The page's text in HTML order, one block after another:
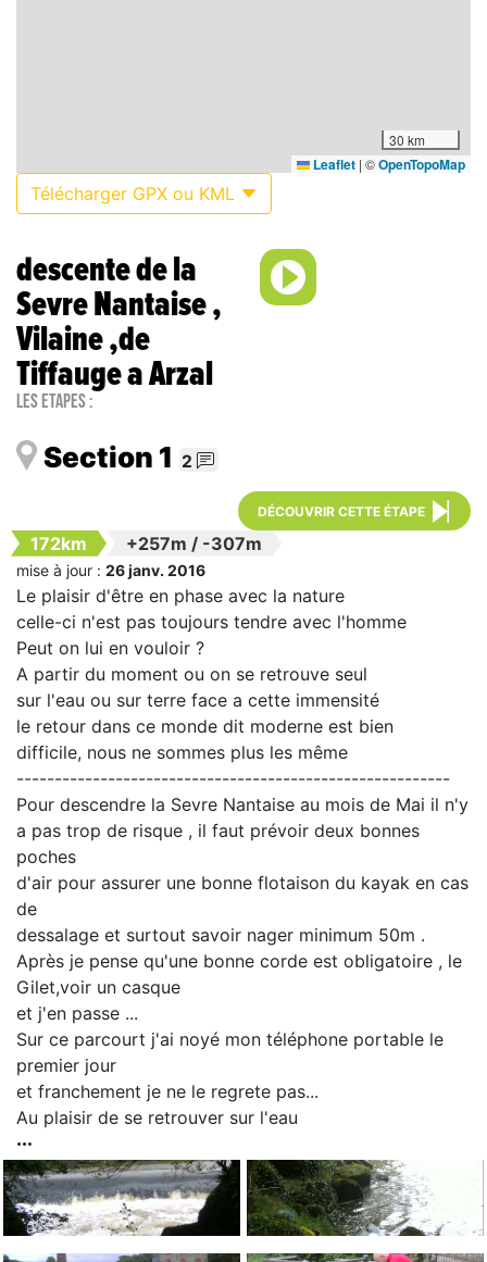
30 km
Leaflet | ©OpenTopoMap
Télécharger GPX ou KML
descente de la
Sevre Nantaise ,
Vilaine ,de
Tiffauge a Arzal
Les étapes :
Section 1 2
DÉCOUVRIR CETTE ÉTAPE
172km +257m / -307m
mise à jour : 26 janv. 2016
Le plaisir d'être en phase avec la nature
celle-ci n'est pas toujours tendre avec l'homme
Peut on lui en vouloir ?
A partir du moment ou on se retrouve seul
sur l'eau ou sur terre face a cette immensité
le retour dans ce monde dit moderne est bien
difficile, nous ne sommes plus les même
---------------------------------------------------------
Pour descendre la Sevre Nantaise au mois de Mai il n'y
a pas trop de risque , il faut prévoir deux bonnes
poches
d'air pour assurer une bonne flotaison du kayak en cas
de
dessalage et surtout savoir nager minimum 50m .
Après je pense qu'une bonne corde est obligatoire , le
Gilet,voir un casque
et j'en passe ...
Sur ce parcourt j'ai noyé mon téléphone portable le
premier jour
et franchement je ne le regrete pas...
Au plaisir de se retrouver sur l'eau